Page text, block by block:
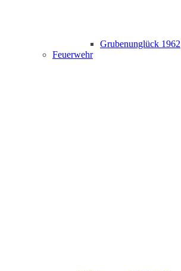
Grubenunglück 1962
Feuerwehr